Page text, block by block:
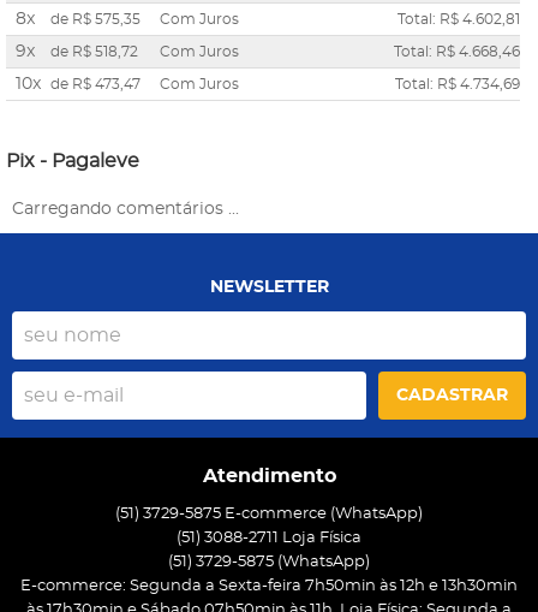
8x de R$ 575,35 Com Juros Total: R$ 4.602,81
9x de R$ 518,72 Com Juros Total: R$ 4.668,46
10x de R$ 473,47 Com Juros Total: R$ 4.734,69
Pix - Pagaleve
Carregando comentários ...
NEWSLETTER
CADASTRAR
Atendimento
(51) 3729-5875 E-commerce (WhatsApp)
(51) 3088-2711 Loja Física
(51) 3729-5875 (WhatsApp)
E-commerce: Segunda a Sexta-feira 7h50min às 12h e 13h30min